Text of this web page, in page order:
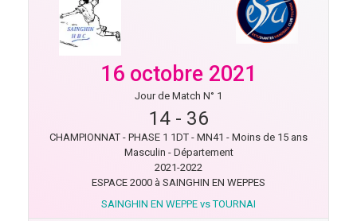
16 octobre 2021
Jour de Match N° 1
14 - 36
CHAMPIONNAT - PHASE 1 1DT - MN41 - Moins de 15 ans
Masculin - Département
2021-2022
ESPACE 2000 à SAINGHIN EN WEPPES
SAINGHIN EN WEPPE vs TOURNAI